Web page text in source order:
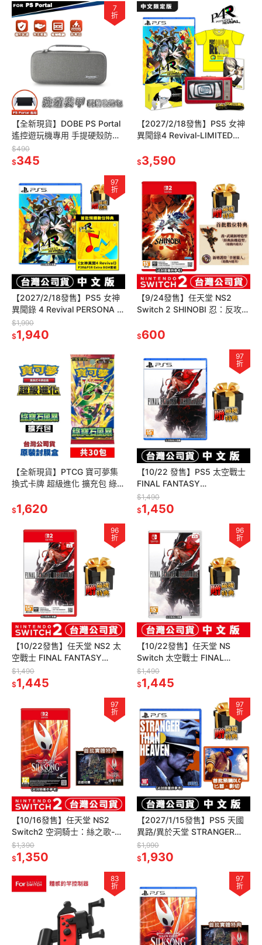
7
折
【全新現貨】DOBE PS Portal
遙控遊玩機專用 手提硬殼防護
收納包 (TP5-3552)[夢遊館]
$490
$345
【2027/2/18發售】PS5 女神
異聞錄4 Revival-LIMITED
$3,590
97
折
【2027/2/18發售】PS5 女神
異聞錄 4 Revival PERSONA 4
REVIVAL-中文版[夢遊館]
$1,990
$1,940
【9/24發售】任天堂 NS2
Switch 2 SHINOBI 忍：反攻的
$600
【全新現貨】PTCG 寶可夢集
換式卡牌 超級進化 擴充包 綠寶
遊館]
$1,620
97
折
【10/22 發售】PS5 太空戰士
FINAL FANTASY
RESONANCE [夢遊館]克勞德
雷因 水晶
$1,490
$1,450
96
折
【10/22發售】任天堂 NS2 太
空戰士 FINAL FANTASY
RESONANCE-中文版(鑰匙卡)
$1,490
$1,445
96
折
【10/22發售】任天堂 NS
Switch 太空戰士 FINAL
FANTASY RESONANCE-中文
版
$1,490
$1,445
97
折
【10/16發售】任天堂 NS2
Switch2 空洞騎士：絲之歌-中
文版 [夢遊館]大黃蜂 小騎士
$1,390
$1,350
97
折
【2027/1/15發售】PS5 天國
異路/異於天堂 STRANGER
THAN HEAVEN-中文版 [夢遊
館]
$1,990
$1,930
83
折
97
折